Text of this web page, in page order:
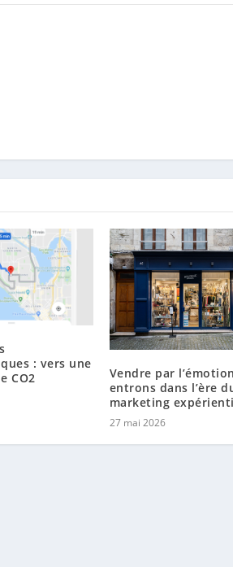
: vers une
CO2
Vendre par
entrons dans l’ère
marketing
27 mai 2026